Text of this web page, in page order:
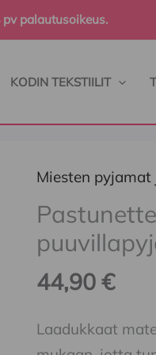
palautusoikeus.
KODIN TEKSTIILIT
Miesten pyjamat
44,90€
Laadukkaat
Pastunette,
miesten
puuvillapyjama
määrä